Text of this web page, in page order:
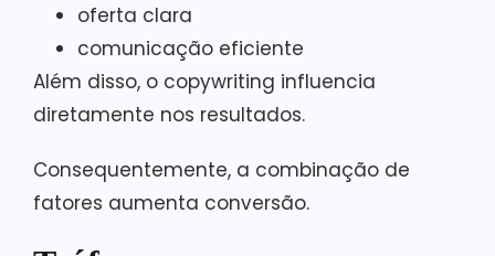
oferta clara
comunicação eficiente
Além disso, o copywriting influencia
diretamente nos resultados.
Consequentemente, a combinação de
fatores aumenta conversão.